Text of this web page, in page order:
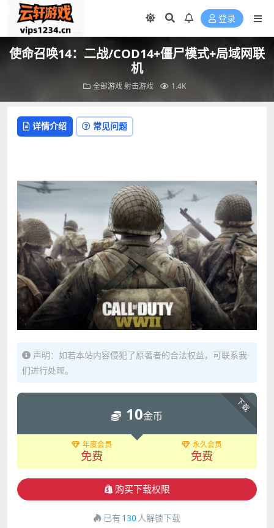
登录
使命召唤14：二战/COD14+僵尸模式+局域网联
机
全部游戏射击游戏 1.4K
详情介绍 常见问题
声明：如若本站内容侵犯了原著者的合法权益，可联系我
们进行处理。
下载
10金币
年度会员
免费
永久会员
免费
购买下载权限
已有 130人解锁下载